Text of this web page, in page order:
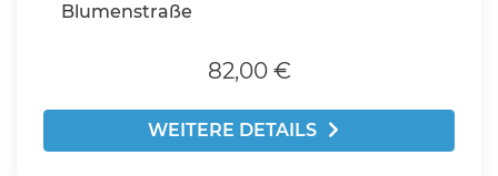
Blumenstraße
82,00 €
WEITERE DETAILS